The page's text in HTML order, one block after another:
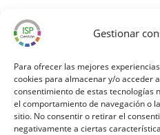
Gestionar
Para ofrecer las mejores
cookies para almacenar y/o acceder
consentimiento de estas tecnologías
el comportamiento de navegación o
sitio. No consentir o retirar el
negativamente a ciertas